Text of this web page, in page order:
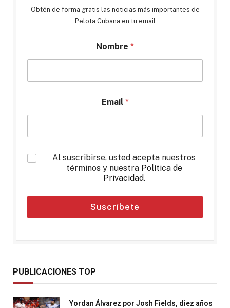
Obtén de forma gratis las noticias más importantes de
Pelota Cubana en tu email
Nombre *
Email *
*
Al suscribirse, usted acepta nuestros
términos y nuestra Política de
Privacidad.
Suscríbete
PUBLICACIONES TOP
Yordan Álvarez por Josh Fields, diez años